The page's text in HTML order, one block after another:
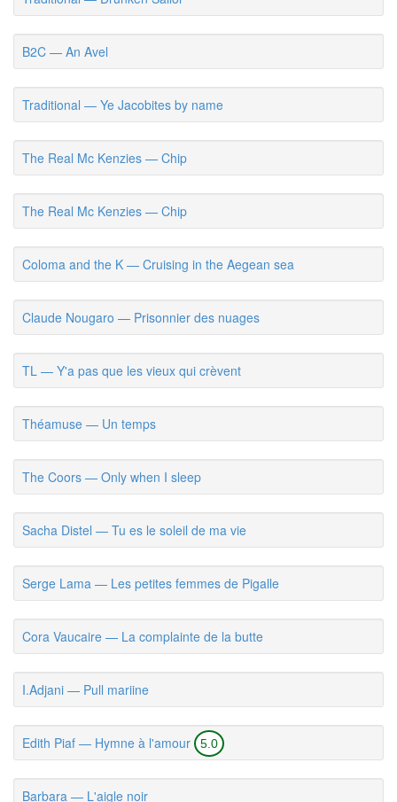
B2C — An Avel
Traditional — Ye Jacobites by name
The Real Mc Kenzies — Chip
The Real Mc Kenzies — Chip
Coloma and the K — Cruising in the Aegean sea
Claude Nougaro — Prisonnier des nuages
TL — Y'a pas que les vieux qui crèvent
Théamuse — Un temps
The Coors — Only when I sleep
Sacha Distel — Tu es le soleil de ma vie
Serge Lama — Les petites femmes de Pigalle
Cora Vaucaire — La complainte de la butte
I.Adjani — Pull mariine
Edith Piaf — Hymne à l'amour 5.0
Barbara — L'aigle noir